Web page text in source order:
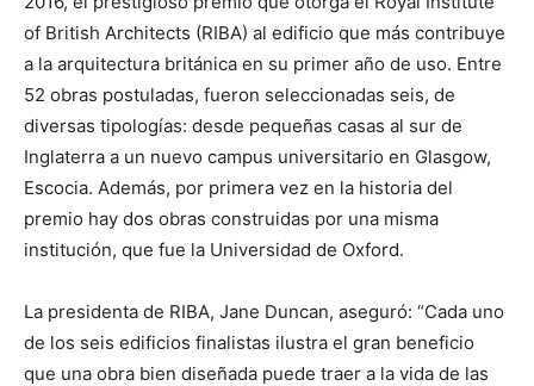
of British Architects (RIBA) al edificio que más contribuye
a la arquitectura británica en su primer año de uso. Entre
52 obras postuladas, fueron seleccionadas seis, de
diversas tipologías: desde pequeñas casas al sur de
Inglaterra a un nuevo campus universitario en Glasgow,
Escocia. Además, por primera vez en la historia del
premio hay dos obras construidas por una misma
institución, que fue la Universidad de Oxford.
La presidenta de RIBA, Jane Duncan, aseguró: “Cada uno
de los seis edificios finalistas ilustra el gran beneficio
que una obra bien diseñada puede traer a la vida de las